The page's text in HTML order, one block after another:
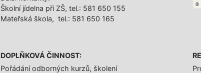
Školní jídelna při ZŠ, tel.: 581 650 155
Mateřská škola, tel.: 581 650 165
DOPLŇKOVÁ ČINNOST:
Pořádání odborných kurzů, školení